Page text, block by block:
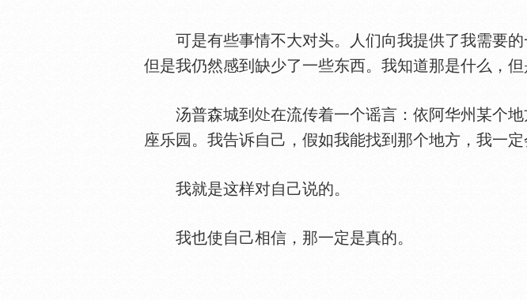
可是有些事情不大对头。人们向我提供了我需要的
但是我仍然感到缺少了一些东西。我知道那是什么，
汤普森城到
在流传着一个谣言：依阿华州某个
座乐园。我告诉自己，假如我能找到那个地方，我一定
我就是这样对自己说的。
我也使自己相信，那一定是真的。